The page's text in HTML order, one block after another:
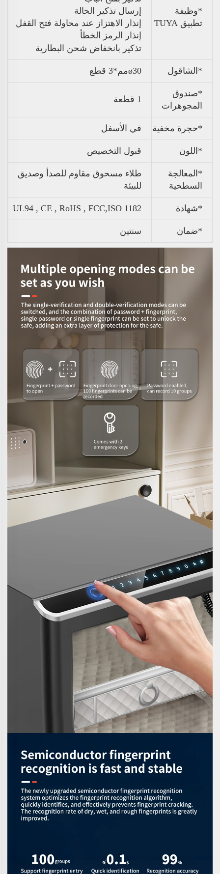
*وظيفة
تطبيق TUYA
إرسال تذكير الحالة
إنذار الاهتزاز عند محاولة فتح القفل
إنذار الرمز الخطأ
تذكير بانخفاض شحن البطارية
*الشاقول ø30مم*3 قطع
*صندوق
المجوهرات
1 قطعة
*حجرة مخفية في الأسفل
*اللون قبول التخصيص
*المعالجة
السطحية
طلاء مسحوق مقاوم للصدأ وصديق
للبيئة
*شهادة UL94 , CE , RoHS , FCC,ISO 1182
*ضمان سنتين